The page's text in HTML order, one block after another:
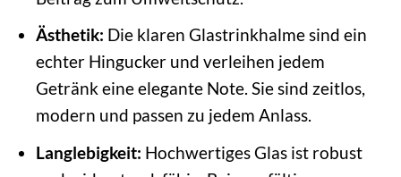
Ästhetik: Die klaren Glastrinkhalme sind ein
echter Hingucker und verleihen jedem
Getränk eine elegante Note. Sie sind zeitlos,
modern und passen zu jedem Anlass.
Langlebigkeit: Hochwertiges Glas ist robust